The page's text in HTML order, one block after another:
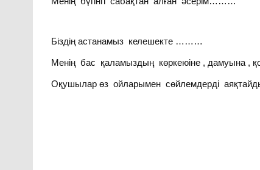
Біздің астанамыз келешекте ………
Менің бас қаламыздың көркеюіне , дамуына ,
Оқушылар өз ойларымен сөйлемдерді